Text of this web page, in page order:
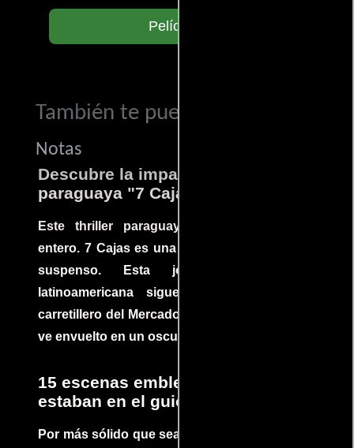
Películas
También te puede interesar...
Notas
Descubre la impactante película
paraguaya "7 Cajas"
Este thriller paraguayo cautivó al mundo
entero. 7 Cajas es una explosión de acción y
suspenso. Esta joya cinematográfica
latinoamericana sigue la historia de un
carretillero del Mercado 4 de Asunción que se
ve envuelto en un oscuro mundo de crimen
15 escenas emblemáticas que no
estaban en el guion
Por más sólido que sea un guión siempre hay